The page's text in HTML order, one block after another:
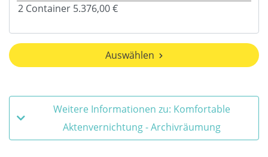
Auswählen
Weitere Informationen zu: Komfortable
Aktenvernichtung - Archivräumung